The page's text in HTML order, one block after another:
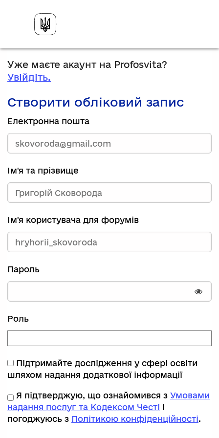
Уже маєте акаунт на Profosvita?
Увійдіть.
Створити обліковий запис
Електронна пошта
Ім'я та прізвище
Ім'я користувача для форумів
Пароль
Роль
Підтримайте дослідження у сфері освіти
шляхом надання додаткової інформації
Я підтверджую, що ознайомився з Умовами
надання послуг та Кодексом Честі і
погоджуюсь з Політикою конфіденційності.